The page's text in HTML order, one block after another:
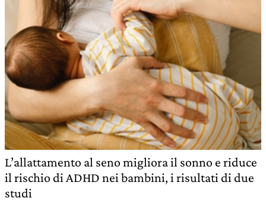
L’allattamento al seno migliora il sonno e riduce
il rischio di ADHD nei bambini, i risultati di due
studi